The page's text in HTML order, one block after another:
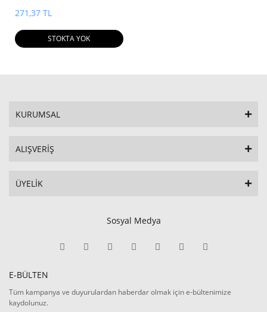
271,37 TL
STOKTA YOK
KURUMSAL
ALIŞVERİŞ
ÜYELİK
Sosyal Medya
E-BÜLTEN
Tüm kampanya ve duyurulardan haberdar olmak için e-bültenimize
kaydolunuz.